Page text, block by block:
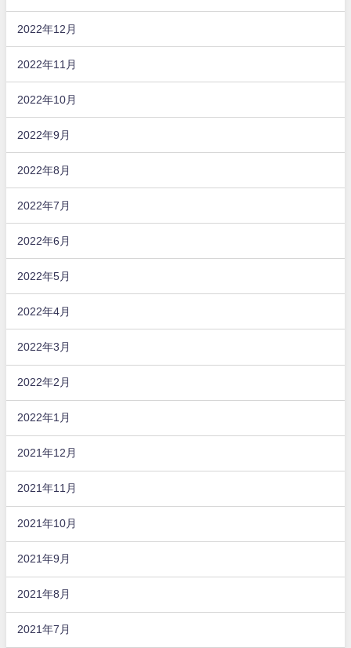
2022年12月
2022年11月
2022年10月
2022年9月
2022年8月
2022年7月
2022年6月
2022年5月
2022年4月
2022年3月
2022年2月
2022年1月
2021年12月
2021年11月
2021年10月
2021年9月
2021年8月
2021年7月